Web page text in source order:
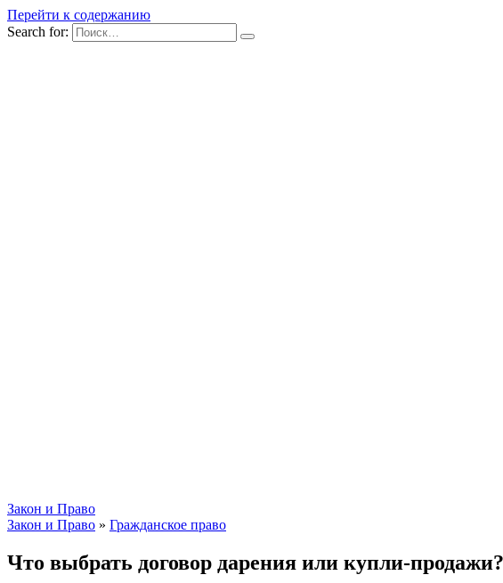
Перейти к содержанию
Search for:
Закон и Право
Закон и Право » Гражданское право
Что выбрать договор дарения или купли-продажи?